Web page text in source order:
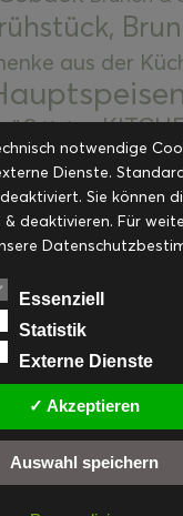
aus der
Kekse
&
Ohne Kategorie
Slider
&
Salate &
Workshops & Events
PINTEREST
notwendige
Dienste.
Sie können
deaktivieren. Für
Essenziell
Statistik
Externe Dienste
✓ Akzeptieren
Auswahl speichern